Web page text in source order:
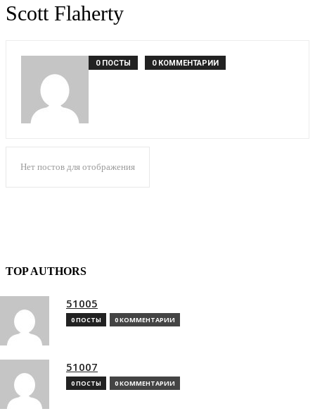
Scott Flaherty
0 ПОСТЫ 0 КОММЕНТАРИИ
Нет постов для отображения
TOP AUTHORS
51005
0 ПОСТЫ 0 КОММЕНТАРИИ
51007
0 ПОСТЫ 0 КОММЕНТАРИИ